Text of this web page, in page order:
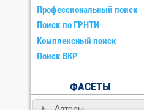
Профессиональный поиск
Поиск по ГРНТИ
Комплексный поиск
Поиск ВКР
ФАСЕТЫ